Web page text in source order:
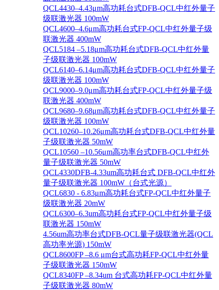
QCL4430–4.43μm高功耗台式DFB-QCL中红外量子
级联激光器 100mW
QCL4600–4.6μm高功耗台式FP-QCL中红外量子级
联激光器 400mW
QCL5184 –5.18μm高功耗台式DFB-QCL中红外量
子级联激光器 100mW
QCL6140–6.14μm高功耗台式DFB-QCL中红外量子
级联激光器 100mW
QCL9000–9.0μm高功耗台式FP-QCL中红外量子级
联激光器 400mW
QCL9680–9.68μm高功耗台式DFB-QCL中红外量子
级联激光器 100mW
QCL10260–10.26μm高功耗台式DFB-QCL中红外量
子级联激光器 50mW
QCL10560 –10.56μm高功率台式DFB-QCL中红外
量子级联激光器 50mW
QCL4330DFB-4.33um高功耗台式 DFB-QCL中红外
量子级联激光器 100mW（台式光源）
QCL6830 - 6.83μm高功耗台式FP-QCL中红外量子
级联激光器 20mW
QCL6300–6.3um高功耗台式FP-QCL中红外量子级
联激光器 150mW
4.56um高功率台式DFB-QCL量子级联激光器(QCL
高功率光源) 150mW
QCL8600FP –8.6 μm台式高功耗FP-QCL中红外量
子级联激光器 150mW
QCL8340FP –8.34um 台式高功耗FP-QCL中红外量
子级联激光器 80mW